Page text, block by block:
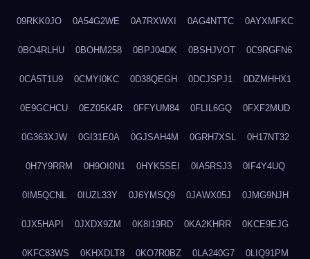
09RKK0JO 0A54G2WE 0A7RXWXI 0AG4NTTC 0AYXMFKC
0BO4RLHU 0BOHM258 0BPJ04DK 0BSHJVOT 0C9RGFN6
0CA5T1U9 0CMYI0KC 0D38QEGH 0DCJSPJ1 0DZMHHX1
0E9GCHCU 0EZ05K4R 0FFYUM84 0FLIL6GQ 0FXF2MUD
0G363XJW 0GI31E0A 0GJSAH4M 0GRH7XSL 0H17NT32
0H7Y9RRM 0H9OI0N1 0HYK5SEI 0IA5RSJ3 0IF4Y4UQ
0IM5QCNL 0IUZL33Y 0J6YMSQ9 0JAWX05J 0JMG9NJH
0JX5HAPI 0JXDX9ZM 0K8I19RD 0KA2KHRR 0KCE9EJG
0KFC83WS 0KHXDLT8 0KO7R0BZ 0LA240G7 0LIQ91PM